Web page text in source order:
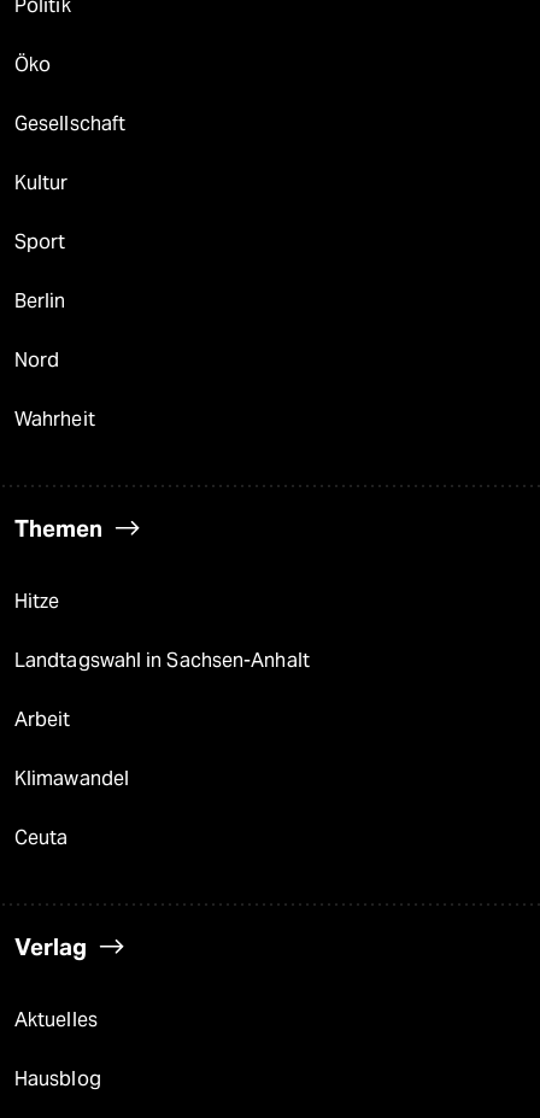
Politik
Öko
Gesellschaft
Kultur
Sport
Berlin
Nord
Wahrheit
Themen
Hitze
Landtagswahl in Sachsen-Anhalt
Arbeit
Klimawandel
Ceuta
Verlag
Aktuelles
Hausblog